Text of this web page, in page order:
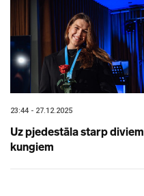
23:44 - 27.12.2025
Uz pjedestāla starp diviem
kungiem